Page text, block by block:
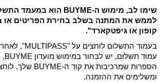
קופון או גיפטקארד".
ומשלימים את ההזמנה.